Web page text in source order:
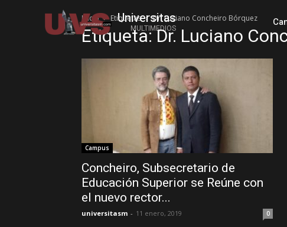
Universitas
MULTIMEDIOS
Inicio Etiquetas Dr. Luciano Concheiro Bórquez
Etiqueta: Dr. Luciano
Campus
Concheiro, Subsecretario de
Educación Superior se Reúne con
el nuevo rector...
universitasm - 11 enero, 2019 0